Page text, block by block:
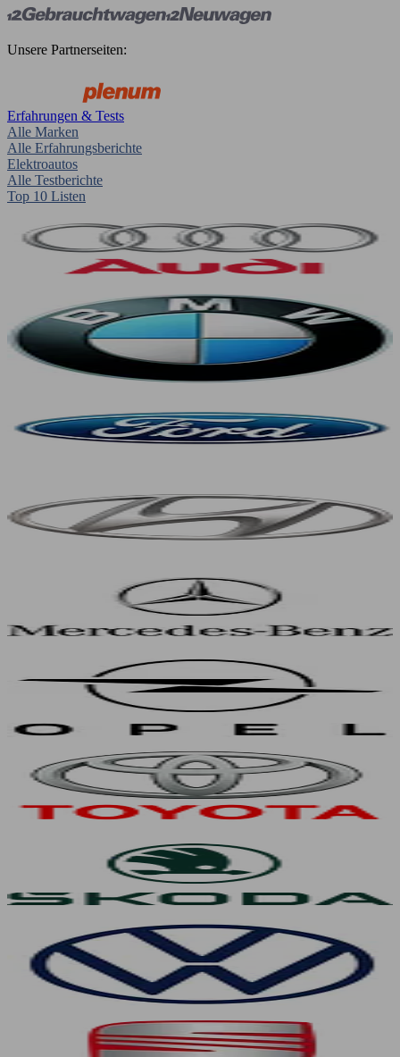
Unsere Partnerseiten:
Erfahrungen & Tests
Alle Marken
Alle Erfahrungsberichte
Elektroautos
Alle Testberichte
Top 10 Listen